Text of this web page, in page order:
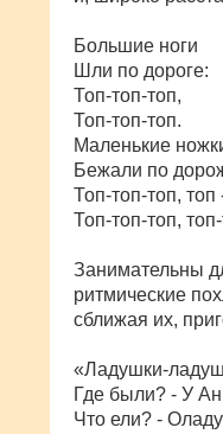
Большие ноги
Шли по дороге:
Топ-топ-топ,
Топ-топ-топ.
Маленькие
Бежали по
Топ-топ-топ, топ
Топ-топ-топ,
Занимательны
ритмические
сближая их,
«Ладушки-
Где были? - У
Что ели? -